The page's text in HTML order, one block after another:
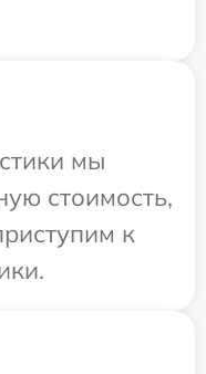
мы
стоимость,
к